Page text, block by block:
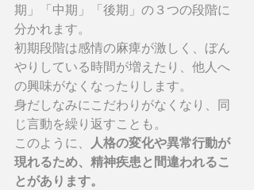
期」「中期」「後期」の３つの段階に
分かれます。
初期段階は感情の麻痺が激しく、ぼん
やりしている時間が増えたり、他人へ
の興味がなくなったりします。
身だしなみにこだわりがなくなり、同
じ言動を繰り返すことも。
このように、 人格の変化や異常行動が
現れるため、精神疾患と間違われるこ
とがあります。